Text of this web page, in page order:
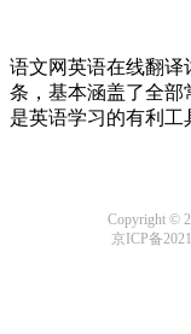
语文网英语在线翻译
条，基本涵盖了全部
是英语学习的有利工
Copyright ©
京ICP备